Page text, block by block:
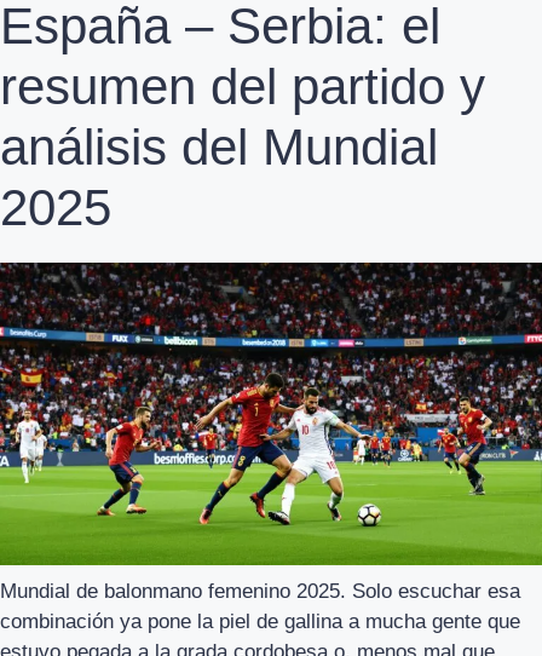
España – Serbia: el
resumen del partido y
análisis del Mundial
2025
Mundial de balonmano femenino 2025. Solo escuchar esa
combinación ya pone la piel de gallina a mucha gente que